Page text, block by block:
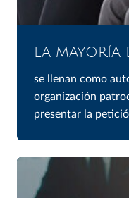
LA MAYORÍA
se llenan como
organización
presentar la